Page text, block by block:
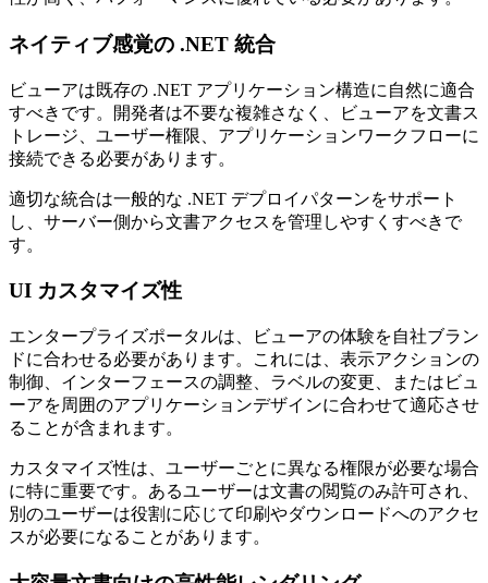
ネイティブ感覚の .NET 統合
ビューアは既存の .NET アプリケーション構造に自然に適合
すべきです。開発者は不要な複雑さなく、ビューアを文書ス
トレージ、ユーザー権限、アプリケーションワークフローに
接続できる必要があります。
適切な統合は一般的な .NET デプロイパターンをサポート
し、サーバー側から文書アクセスを管理しやすくすべきで
す。
UI カスタマイズ性
エンタープライズポータルは、ビューアの体験を自社ブラン
ドに合わせる必要があります。これには、表示アクションの
制御、インターフェースの調整、ラベルの変更、またはビュ
ーアを周囲のアプリケーションデザインに合わせて適応させ
ることが含まれます。
カスタマイズ性は、ユーザーごとに異なる権限が必要な場合
に特に重要です。あるユーザーは文書の閲覧のみ許可され、
別のユーザーは役割に応じて印刷やダウンロードへのアクセ
スが必要になることがあります。